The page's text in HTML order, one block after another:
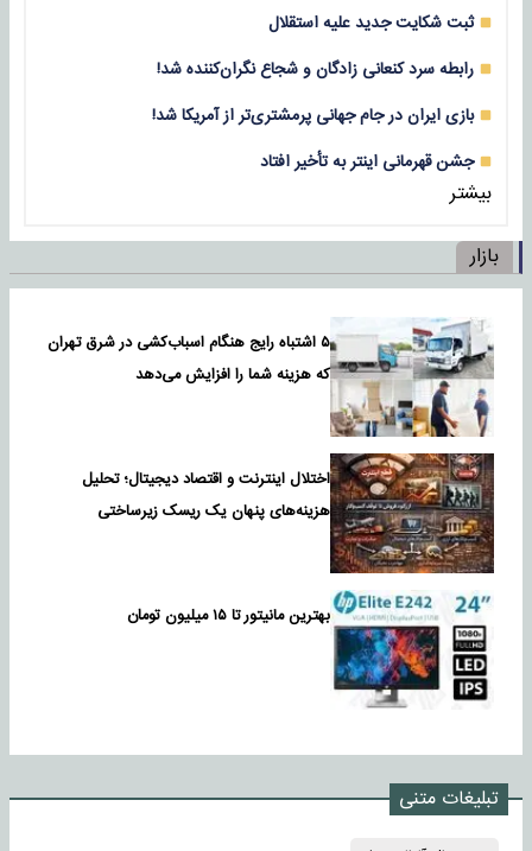
ثبت شکایت جدید علیه استقلال
رابطه سرد کنعانی زادگان و شجاع نگران‌کننده شد!
بازی‌ ایران در جام جهانی پرمشتری‌تر از آمریکا شد!
جشن قهرمانی اینتر به تأخیر افتاد
بیشتر
بازار
۵ اشتباه رایج هنگام اسباب‌کشی در شرق تهران
که هزینه شما را افزایش می‌دهد
اختلال اینترنت و اقتصاد دیجیتال؛ تحلیل
هزینه‌های پنهان یک ریسک زیرساختی
بهترین مانیتور تا ۱۵ میلیون تومان
تبلیغات متنی